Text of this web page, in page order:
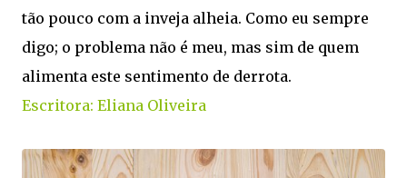
tão pouco com a inveja alheia. Como eu sempre
digo; o problema não é meu, mas sim de quem
alimenta este sentimento de derrota.
Escritora: Eliana Oliveira